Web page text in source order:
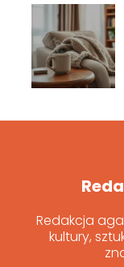
Redakcja
kultury,